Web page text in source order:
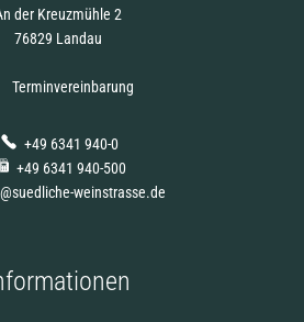
der Kreuzmühle 2
76829 Landau
Terminvereinbarung
+49 6341 940-0
+49 6341 940-500
weinstrasse.de